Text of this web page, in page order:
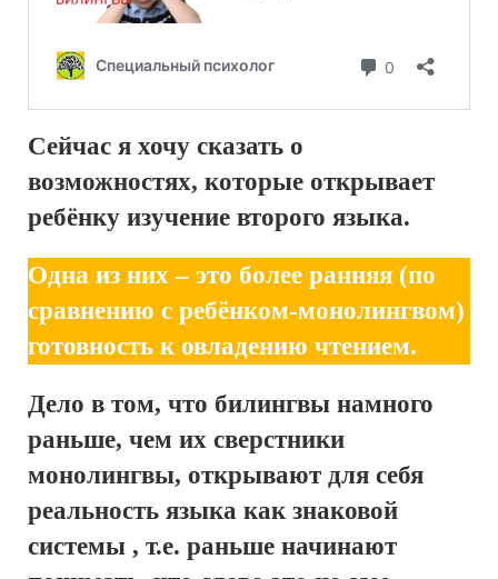
Сейчас я хочу сказать о
возможностях, которые открывает
ребёнку изучение второго языка.
Одна из них – это более ранняя (по
сравнению с ребёнком-монолингвом)
готовность к овладению чтением.
Дело в том, что билингвы намного
раньше, чем их сверстники
монолингвы, открывают для себя
реальность языка как знаковой
системы , т.е. раньше начинают